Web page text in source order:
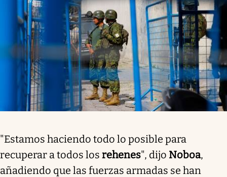
"Estamos haciendo todo lo posible para
recuperar a todos los rehenes", dijo Noboa,
añadiendo que las fuerzas armadas se han